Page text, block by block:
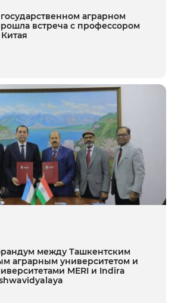
аграрном
встреча с профессором
между Ташкентским
аграрным университетом и
MERI и Indira